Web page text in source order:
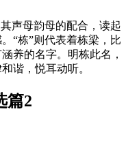
声母韵母的配合，读起
“栋”则代表着栋梁，比
养的名字。明栋此名，
谐，悦耳动听。
篇2